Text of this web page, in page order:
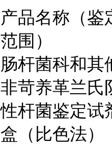
产品名称（鉴
范围）
肠杆菌科和其
非苛养革兰氏
性杆菌鉴定试
盒（比色法）